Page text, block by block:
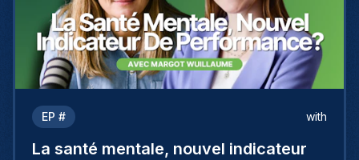
EP # with
La santé mentale, nouvel indicateur